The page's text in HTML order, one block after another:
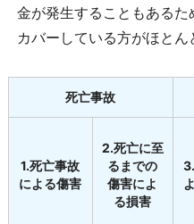
金が発生することもある
カバーしている方がほとん
死亡事故
1.死亡事故
による傷害
2.死亡に至
るまでの
傷害によ
る損害